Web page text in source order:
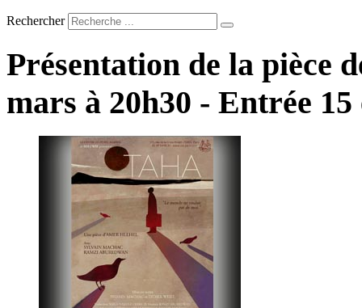
Rechercher
Présentation de la pièce
mars à 20h30 - Entrée 15